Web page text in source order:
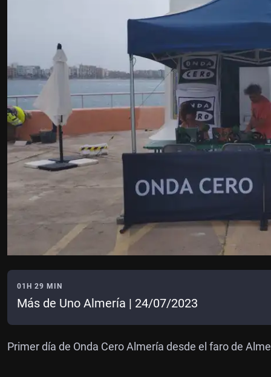
01H 29 MIN
Más de Uno Almería | 24/07/2023
Primer día de Onda Cero Almería desde el faro de